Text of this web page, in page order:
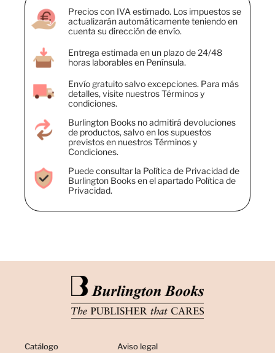
Precios con IVA estimado. Los impuestos se
actualizarán automáticamente teniendo en
cuenta su dirección de envío.
Entrega estimada en un plazo de 24/48
horas laborables en Península.
Envío gratuito salvo excepciones. Para más
detalles, visite nuestros Términos y
condiciones.
Burlington Books no admitirá devoluciones
de productos, salvo en los supuestos
previstos en nuestros Términos y
Condiciones.
Puede consultar la Política de Privacidad de
Burlington Books en el apartado Política de
Privacidad.
Catálogo Aviso legal